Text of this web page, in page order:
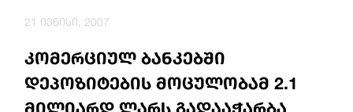
კომერციულ ბანკებში
დეპოზიტების მოცულობამ 2.1
21 ივნისი, 2007